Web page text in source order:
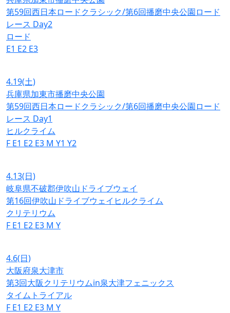
第59回西日本ロードクラシック/第6回播磨中央公園ロード
レース Day2
ロード
E1 E2 E3
4.19(土)
兵庫県加東市播磨中央公園
第59回西日本ロードクラシック/第6回播磨中央公園ロード
レース Day1
ヒルクライム
F E1 E2 E3 M Y1 Y2
4.13(日)
岐阜県不破郡伊吹山ドライブウェイ
第16回伊吹山ドライブウェイヒルクライム
クリテリウム
F E1 E2 E3 M Y
4.6(日)
大阪府泉大津市
第3回大阪クリテリウムin泉大津フェニックス
タイムトライアル
F E1 E2 E3 M Y